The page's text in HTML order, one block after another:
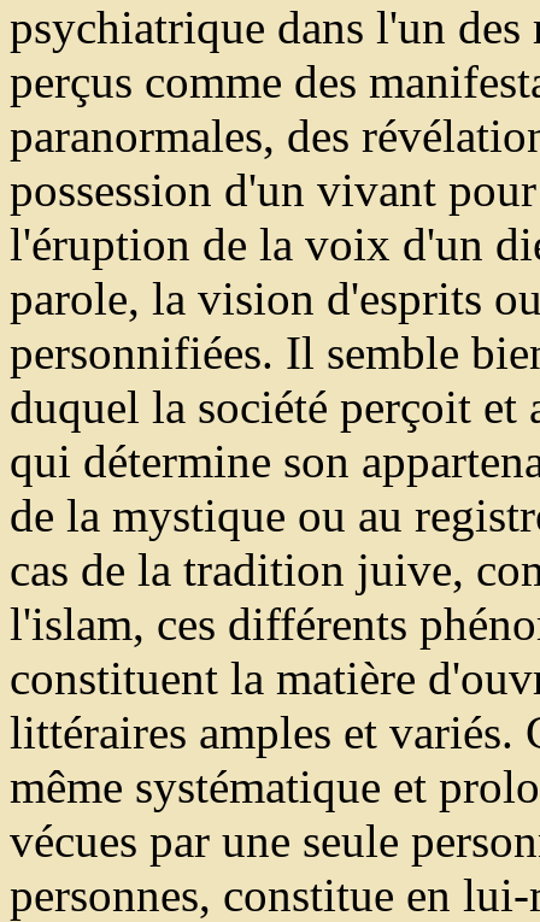
psychiatrique dans l'un des
perçus comme des
paranormales, des
possession d'un vivant
l'éruption de la voix d'un
parole, la vision d'esprits
personnifiées. Il semble
duquel la société perçoit et
qui détermine son
de la mystique ou au
cas de la tradition juive,
l'islam, ces différents
constituent la matière
littéraires amples et variés.
même systématique et
vécues par une seule
personnes, constitue en